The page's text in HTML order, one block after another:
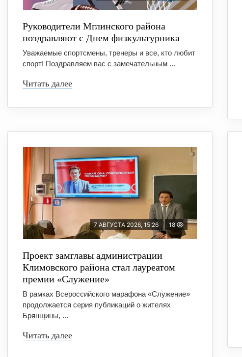
Руководители Мглинского района
поздравляют с Днем физкультурника
Уважаемые спортсмены, тренеры и все, кто любит
спорт! Поздравляем вас с замечательным ...
Читать далее
7 АВГУСТА 2026, 15:26 18
Проект замглавы администрации
Климовского района стал лауреатом
премии «Служение»
В рамках Всероссийского марафона «Служение»
продолжается серия публикаций о жителях
Брянщины, ...
Читать далее